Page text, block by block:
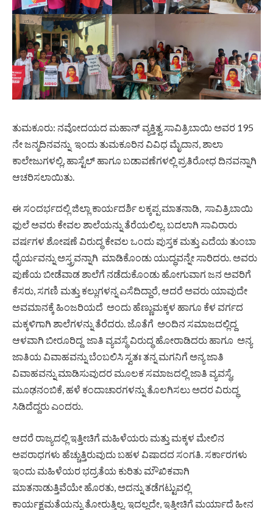
ತುಮಕೂರು: ನವೋದಯದ ಮಹಾನ್ ವ್ಯಕ್ತಿತ್ವ ಸಾವಿತ್ರಿಬಾಯಿ ಅವರ 195
ನೇ ಜನ್ಮದಿನವನ್ನು ಇಂದು ತುಮಕೂರಿನ ವಿವಿಧ ಮೈದಾನ, ಶಾಲಾ
ಕಾಲೇಜುಗಳಲ್ಲಿ, ಹಾಸ್ಟೆಲ್ ಹಾಗೂ ಬಡಾವಣೆಗಳಲ್ಲಿ ಪ್ರತಿರೋಧ ದಿನವನ್ನಾಗಿ
ಆಚರಿಸಲಾಯಿತು.
ಈ ಸಂದರ್ಭದಲ್ಲಿ ಜಿಲ್ಲಾ ಕಾರ್ಯದರ್ಶಿ ಲಕ್ಕಪ್ಪ ಮಾತನಾಡಿ, ಸಾವಿತ್ರಿಬಾಯಿ
ಫುಲೆ ಅವರು ಕೇವಲ ಶಾಲೆಯನ್ನು ತೆರೆಯಲಿಲ್ಲ. ಬದಲಾಗಿ ಸಾವಿರಾರು
ವರ್ಷಗಳ ಶೋಷಣೆ ವಿರುದ್ಧ ಕೇವಲ ಒಂದು ಪುಸ್ತಕ ಮತ್ತು ಎದೆಯ ತುಂಬಾ
ಧೈರ್ಯವನ್ನು ಅಸ್ತ್ರವನ್ನಾಗಿ ಮಾಡಿಕೊಂಡು ಯುದ್ಧವನ್ನೇ ಸಾರಿದರು. ಅವರು
ಪುಣೆಯ ಬೀಡೆವಾಡ ಶಾಲೆಗೆ ನಡೆದುಕೊಂಡು ಹೋಗುವಾಗ ಜನ ಅವರಿಗೆ
ಕೆಸರು, ಸಗಣಿ ಮತ್ತು ಕಲ್ಲುಗಳನ್ನ ಎಸೆದಿದ್ದಾರೆ, ಆದರೆ ಅವರು ಯಾವುದೇ
ಅವಮಾನಕ್ಕೆ ಹಿಂಜರಿಯದೆ ಅಂದು ಹೆಣ್ಣುಮಕ್ಕಳ ಹಾಗೂ ಕೆಳ ವರ್ಗದ
ಮಕ್ಕಳಿಗಾಗಿ ಶಾಲೆಗಳನ್ನು ತೆರೆದರು. ಜೊತೆಗೆ ಅಂದಿನ ಸಮಾಜದಲ್ಲಿದ್ದ
ಆಳವಾಗಿ ಬೀರೂರಿದ್ದ ಜಾತಿ ವ್ಯವಸ್ಥೆ ವಿರುದ್ಧ ಹೋರಾಡಿದರು ಹಾಗೂ ಅನ್ಯ
ಜಾತಿಯ ವಿವಾಹವನ್ನು ಬೆಂಬಲಿಸಿ ಸ್ವತಃ ತನ್ನ ಮಗನಿಗೆ ಅನ್ಯ ಜಾತಿ
ವಿವಾಹವನ್ನು ಮಾಡಿಸುವುದರ ಮೂಲಕ ಸಮಾಜದಲ್ಲಿ ಜಾತಿ ವ್ಯವಸ್ಥೆ,
ಮೂಢನಂಬಿಕೆ, ಹಳೆ ಕಂದಾಚಾರಗಳನ್ನು ತೊಲಗಿಸಲು ಅದರ ವಿರುದ್ಧ
ಸಿಡಿದೆದ್ದರು ಎಂದರು.
ಆದರೆ ರಾಜ್ಯದಲ್ಲಿ ಇತ್ತೀಚಿಗೆ ಮಹಿಳೆಯರು ಮತ್ತು ಮಕ್ಕಳ ಮೇಲಿನ
ಅಪರಾಧಗಳು ಹೆಚ್ಚುತ್ತಿರುವುದು ಬಹಳ ವಿಷಾದದ ಸಂಗತಿ. ಸರ್ಕಾರಗಳು
ಇಂದು ಮಹಿಳೆಯರ ಭದ್ರತೆಯ ಕುರಿತು ಮೌಖಿಕವಾಗಿ
ಮಾತನಾಡುತ್ತಿವೆಯೇ ಹೊರತು, ಅದನ್ನು ತಡೆಗಟ್ಟುವಲ್ಲಿ
ಕಾರ್ಯಕ್ಷಮತೆಯನ್ನು ತೋರುತ್ತಿಲ್ಲ. ಇದಲ್ಲದೇ, ಇತ್ತೀಚಿಗೆ ಮರ್ಯಾದೆ ಹೀನ